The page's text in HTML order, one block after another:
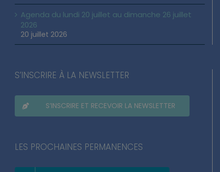
Agenda du lundi 20 juillet au dimanche 26 juillet
2026
20 juillet 2026
S’INSCRIRE À LA NEWSLETTER
S’INSCRIRE ET RECEVOIR LA NEWSLETTER
LES PROCHAINES PERMANENCES